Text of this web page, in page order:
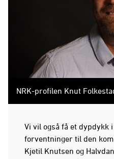
NRK-profilen Knut
Vi vil også få et dypdykk
forventninger til den
Kjetil Knutsen og